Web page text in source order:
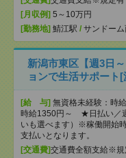
[月収例] 5～10万円
[勤務地] 鯖江駅 / サンドーム
新潟市東区【週3日
ョンで生活サポート[
[給 与] 無資格未経験：時
時給1350円～ ★日払い／
いも選べます）※稼働開始
支払いとなります。
[交通費]交通費全額支給※規